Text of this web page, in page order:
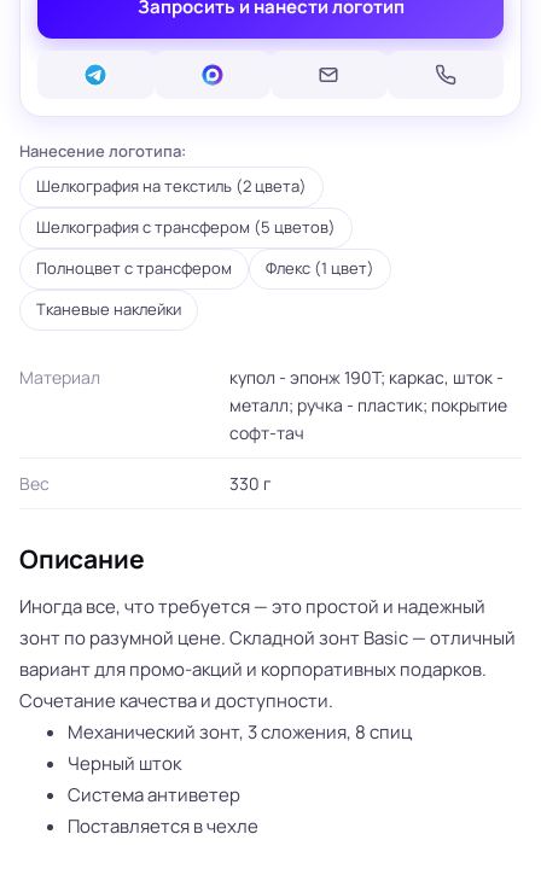
Запросить и нанести логотип
Нанесение логотипа:
Шелкография на текстиль (2 цвета)
Шелкография с трансфером (5 цветов)
Полноцвет с трансфером
Флекс (1 цвет)
Тканевые наклейки
Материал
купол - эпонж 190T; каркас, шток -
металл; ручка - пластик; покрытие
софт-тач
Вес 330 г
Описание
Иногда все, что требуется — это простой и надежный
зонт по разумной цене. Складной зонт Basic — отличный
вариант для промо-акций и корпоративных подарков.
Сочетание качества и доступности.
Механический зонт, 3 сложения, 8 спиц
Черный шток
Система антиветер
Поставляется в чехле